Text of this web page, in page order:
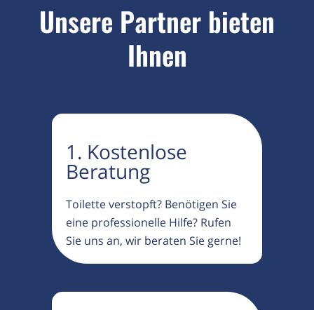
Unsere Partner bieten
Ihnen
1. Kostenlose
Beratung
Toilette verstopft? Benötigen Sie
eine professionelle Hilfe? Rufen
Sie uns an, wir beraten Sie gerne!